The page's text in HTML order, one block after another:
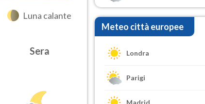
Luna calante
Sera
Meteo città europee
Londra
Parigi